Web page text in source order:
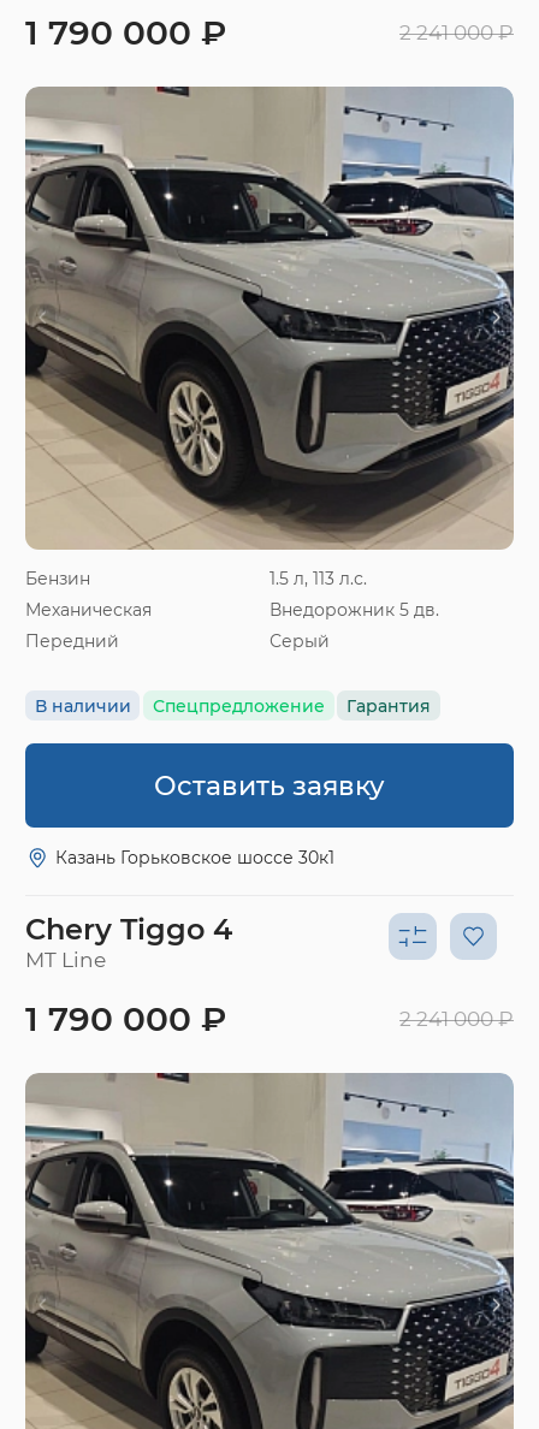
Бензин
1.5 л, 113 л.с.
Механическая
Внедорожник 5 дв.
Передний
Серый
В наличии Спецпредложение Гарантия
1 790 000 ₽ 2 241 000 ₽
Оставить заявку
Казань Горьковское шоссе 30к1
Chery Tiggo 4
MT Line
1 790 000 ₽ 2 241 000 ₽